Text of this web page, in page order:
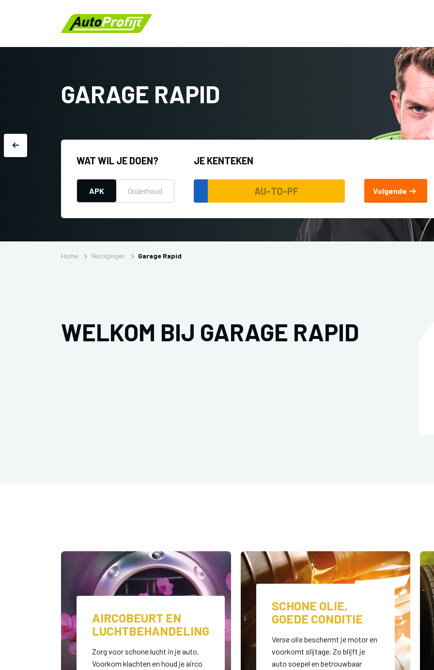
GARAGE RAPID
WAT WIL JE DOEN?
APK Onderhoud
JE KENTEKEN
Volgende
Home Vestigingen Garage Rapid
WELKOM BIJ GARAGE RAPID
AIRCOBEURT EN
LUCHTBEHANDELING
Zorg voor schone lucht in je auto.
Voorkom klachten en houd je airco
SCHONE OLIE,
GOEDE CONDITIE
Verse olie beschermt je motor en
voorkomt slijtage. Zo blijft je
auto soepel en betrouwbaar